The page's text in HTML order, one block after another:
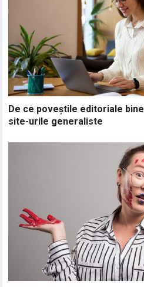
De ce poveștile editoriale
site-urile generaliste